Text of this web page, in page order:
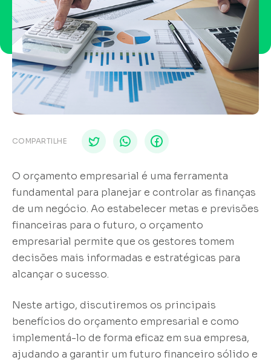
COMPARTILHE
O orçamento empresarial é uma ferramenta
fundamental para planejar e controlar as finanças
de um negócio. Ao estabelecer metas e previsões
financeiras para o futuro, o orçamento
empresarial permite que os gestores tomem
decisões mais informadas e estratégicas para
alcançar o sucesso.
Neste artigo, discutiremos os principais
benefícios do orçamento empresarial e como
implementá-lo de forma eficaz em sua empresa,
ajudando a garantir um futuro financeiro sólido e